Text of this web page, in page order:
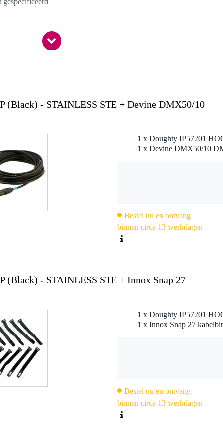
gespecificeerd
kg
IP57201 Hook Clamp, 1 x M10 x 35 bout, 1 x vleugelmoer
316 roestvrij staal
(Black) - STAINLESS STE + Devine DMX50/10
Bestel nu en ontvang
binnen circa 13 werkdagen
(Black) - STAINLESS STE + Innox Snap 27
Bestel nu en ontvang
binnen circa 13 werkdagen